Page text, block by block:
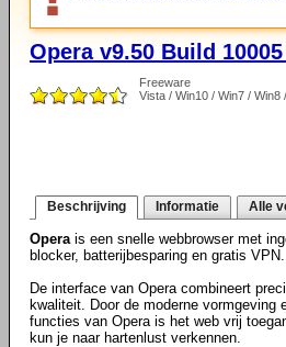
Opera v9.50 Build
Freeware
Vista / Win10 / Win7 / Win8
Beschrijving Informatie Alle
Operais een snelle webbrowser met
blocker, batterijbesparing en gratis VPN.
De interface van Opera combineert
kwaliteit. Door de moderne vormgeving
functies van Opera is het web vrij
kun je naar hartenlust verkennen.